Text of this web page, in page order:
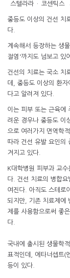
`스텔라라`·`코센틱스
중등도 이상의 건선 치
다.
계속해서 등장하는 생
절염'까지도 넘보고 있
건선의 치료는 국소 치
데, 중등도 이상의 환
다고 알려져 있다.
이는 피부 또는 근육에
려운 경우나 중등도 이
으로 여러가지 면역학
따라 건선 유발 요인의
겨지고 있다.
K대학병원 피부과 교
다. 건선 치료의 병합
여진다. 아직도 스테로
되지만, 기존 치료제에
제를 사용함으로써 좋
다.
국내에 출시된 생물학
표적인데, 에타너셉트(
등이 있다.